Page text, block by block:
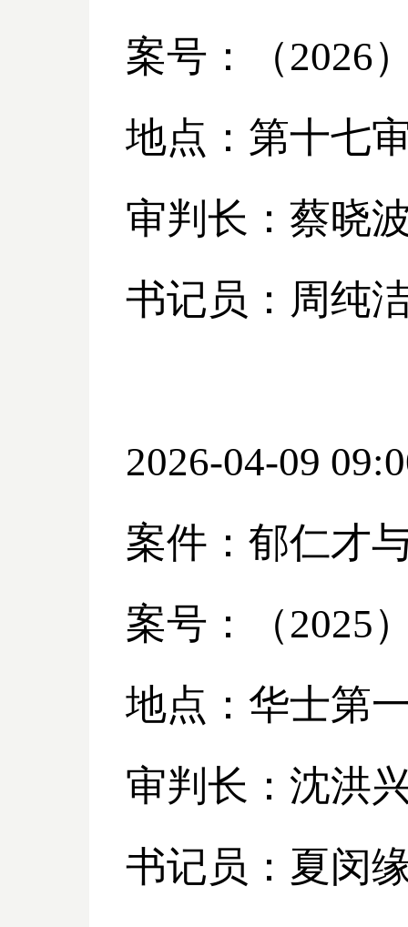
案号：（2026
地点：第十七
审判长：蔡晓
书记员：周纯
2026-04-09
案件：郁仁才
案号：（2025
地点：华士第
审判长：沈洪
书记员：夏闵